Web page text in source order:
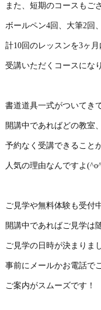
また、短期のコースもご
ボールペン4回、大筆2回
計10回のレッスンを3ヶ月
受講いただくコースにな
書道道具一式がついてきて
開講中であればどの教室
予約なく受講できること
人気の理由なんですよ
ご見学や無料体験も受付
開講中であればご見学は
ご見学の日時が決まりま
事前にメールかお電話で
ご案内がスムーズです！